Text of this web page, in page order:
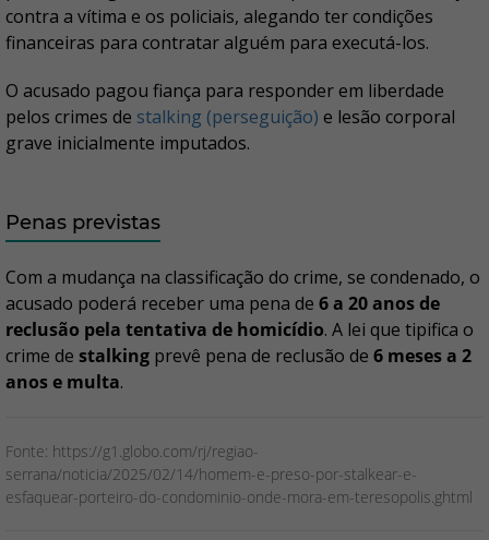
contra a vítima e os policiais, alegando ter condições
financeiras para contratar alguém para executá-los.
O acusado pagou fiança para responder em liberdade
pelos crimes de stalking (perseguição) e lesão corporal
grave inicialmente imputados.
Penas previstas
Com a mudança na classificação do crime, se condenado, o
acusado poderá receber uma pena de 6 a 20 anos de
reclusão pela tentativa de homicídio. A lei que tipifica o
crime de stalking prevê pena de reclusão de 6 meses a 2
anos e multa.
Fonte: https://g1.globo.com/rj/regiao-
serrana/noticia/2025/02/14/homem-e-preso-por-stalkear-e-
esfaquear-porteiro-do-condominio-onde-mora-em-teresopolis.ghtml